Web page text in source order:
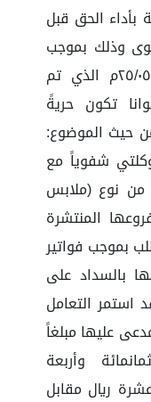
بأداء الحق قبل
وذلك بموجب
الإخطار المرفق المؤرخ بـ ٢٥/٠٥/٢٠٢٢م الذي تم
تكون حريةً
من الناحية الشكلية. ٢) من حيث الموضوع:
شفوياً مع
من نوع (ملابس
المنتشرة
بموجب فواتير
بالسداد على
استمر التعامل
عليها مبلغاً
وثمانمائة وأربعة
ريال مقابل